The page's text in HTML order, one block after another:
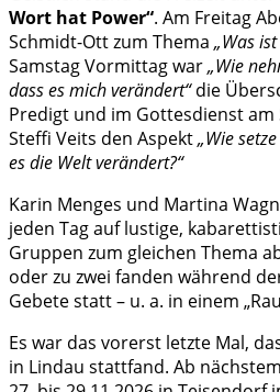
Wort hat Power“. Am Freitag
Schmidt-Ott zum Thema „Was
Samstag Vormittag war„Wie
dass es mich verändert“die
Predigt und im Gottesdienst
Steffi Veits den Aspekt„Wie
es die Welt verändert?“
Karin Menges und Martina
jeden Tag auf lustige,
Gruppen zum gleichen Thema
oder zu zwei fanden während
Gebete statt – u. a. in einem
Es war das vorerst letzte Mal,
in Lindau stattfand. Ab